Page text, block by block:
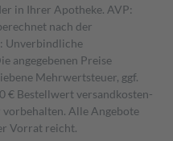
in Ihrer Apotheke. AVP:
nach der
Unverbindliche
angegebenen Preise
Mehrwertsteuer, ggf.
€ Bestell­wert versand­kosten­
Alle Angebote
Vorrat reicht.